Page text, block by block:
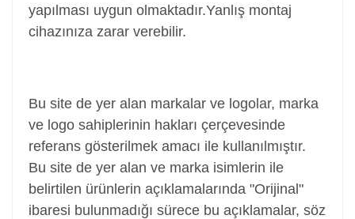
yapılması uygun olmaktadır.Yanlış montaj
cihazınıza zarar verebilir.
Bu site de yer alan markalar ve logolar, marka
ve logo sahiplerinin hakları çerçevesinde
referans gösterilmek amacı ile kullanılmıştır.
Bu site de yer alan ve marka isimlerin ile
belirtilen ürünlerin açıklamalarında "Orijinal"
ibaresi bulunmadığı sürece bu açıklamalar, söz